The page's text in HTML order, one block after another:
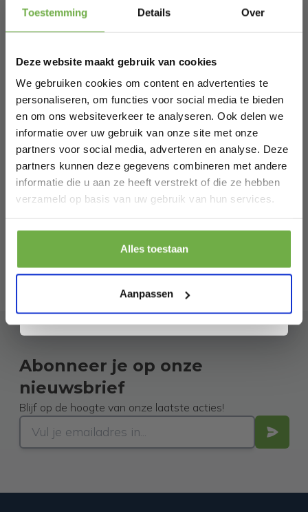
Toestemming Details Over
Deze website maakt gebruik van cookies
We gebruiken cookies om content en advertenties te
personaliseren, om functies voor social media te bieden
en om ons websiteverkeer te analyseren. Ook delen we
informatie over uw gebruik van onze site met onze
partners voor social media, adverteren en analyse. Deze
partners kunnen deze gegevens combineren met andere
informatie die u aan ze heeft verstrekt of die ze hebben
verzameld op basis van uw gebruik van hun services.
Alles toestaan
Aanpassen
Gerelateerde producten
textiel - Ø 20cm - E27 - 2220379
Prijs op bol.com € 42,95
€ 18,19
-58%
Abonneer je op onze
nieuwsbrief
Blijf op de hoogte van onze laatste acties!
Schrijf je in en ontvang
Bij 2dekansje.com profiteer je van
kortingen tot wel 70%.
Laat ons weten wanneer je jarig bent
Pak € 5,- korting
. Je kunt je op elk moment weer afmelden.